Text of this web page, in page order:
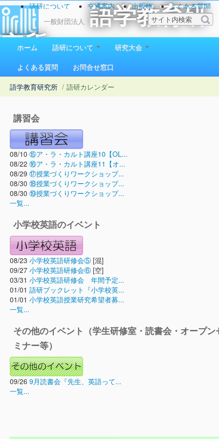
一般財団法人
語学教育研
究所
1923（大正12）年創立
語研について 交通案内 出版物
よくある質問
お問い合わせ
ホーム 語研について
研究大会
よくある質問
お問合せ窓口
語学教育研究所 / 語研カレンダー
講習会
08/10 ⑮ア・ラ・カルト講座10【OL...
08/22 ⑯ア・ラ・カルト講座11【オ...
08/29 ⑰授業づくりワークショップ...
08/30 ⑱授業づくりワークショップ...
08/30 ⑲授業づくりワークショップ...
一覧...
小学校英語のイベント
08/23 小学校英語研修会⑤ [混]
09/27 小学校英語研修会⑥ [空]
03/31 小学校英語研修会 年間予定...
01/01 語研ブックレット『小学校英...
01/01 小学校英語授業研究希望者募...
一覧...
その他のイベント（学生研修室・読書会・オープン
ミナー等）
09/26 9月読書会『先生、英語って...
一覧...